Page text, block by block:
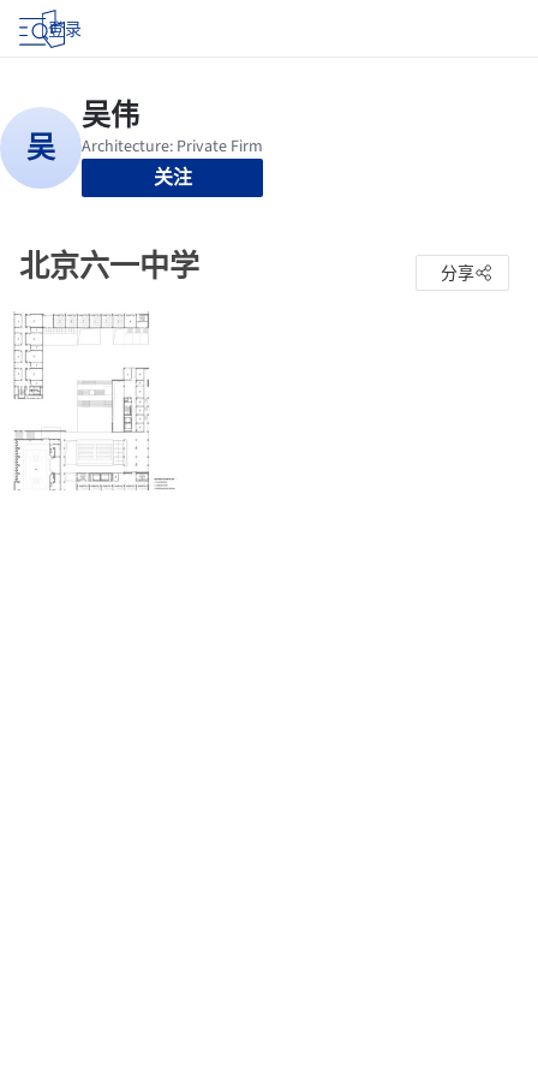
登录
关注
北京六一中学 分享